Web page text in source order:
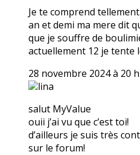
Je te comprend
an et demi ma mere dit
que je souffre de
actuellement 12 je
28 novembre 2024 à 20
lina
salut MyValue
ouii j’ai vu que c’est toi!
d’ailleurs je suis très
sur le forum!